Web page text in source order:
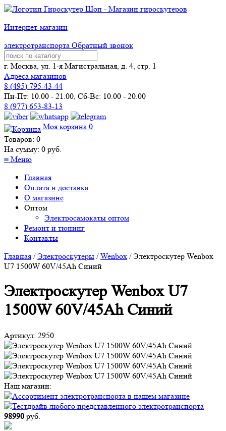
Интернет-магазин
электротранспорта Обратный звонок
г. Москва, ул. 1-я Магистральная, д. 4, стр. 1
Адреса магазинов
8 (495) 795-43-44
Пн-Пт: 10.00 - 21.00, Сб-Вс: 10.00 - 20.00
8 (977) 653-83-13
Моя корзина 0
Товаров: 0
На сумму: 0 руб.
≡ Меню
Главная
Оплата и доставка
О магазине
Оптом
Электросамокаты оптом
Ремонт и тюнинг
Контакты
Главная /Электроскутеры /Wenbox /Электроскутер Wenbox
U7 1500W 60V/45Ah Синий
Электроскутер Wenbox U7
1500W 60V/45Ah Синий
Артикул: 2950
Наш магазин:
98990 руб.